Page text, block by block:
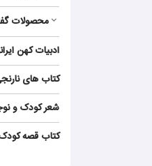
محصولات
ادبیات کهن
کتاب‌ های
شعر کودک و
کتاب قصه